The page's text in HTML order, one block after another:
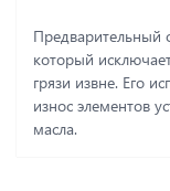
Предварительный
который
грязи извне. Его
износ элементов
масла.